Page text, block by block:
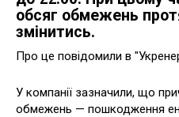
обсяг обмежень
змінитись.
Про це повідомили в
У компанії зазначили, що
обмежень — пошкодження